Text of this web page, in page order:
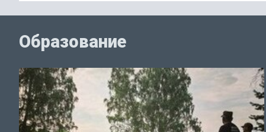
Образование